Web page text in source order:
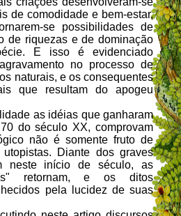
de comodidade e bem-estar,
se possibilidades de
de riquezas e de dominação
E isso é evidenciado
no processo de
naturais, e os consequentes
que resultam do apogeu
as idéias que ganharam
do século XX, comprovam
não é somente fruto de
Diante dos graves
neste início de século, as
retornam, e os ditos
pela lucidez de suas